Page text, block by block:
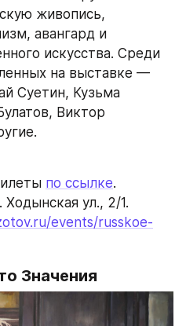
живопись,
авангард и
искусства. Среди
на выставке —
Суетин, Кузьма
Виктор
по ссылке.
. Ходынская ул., 2/1.
events/russkoe-
Значения